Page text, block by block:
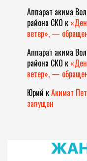
Аппарат акима
района СКО к
ветер», —
Аппарат акима
района СКО к
ветер», —
Юрий кАкимат
запущен